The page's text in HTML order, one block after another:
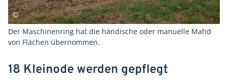
Der Maschinenring hat die händische oder manuelle Mahd
von Flächen übernommen.
18 Kleinode werden gepflegt